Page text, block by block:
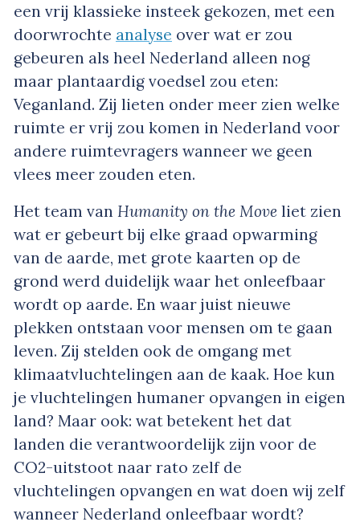
een vrij klassieke insteek gekozen, met een
doorwrochte analyse over wat er zou
gebeuren als heel Nederland alleen nog
maar plantaardig voedsel zou eten:
Veganland. Zij lieten onder meer zien welke
ruimte er vrij zou komen in Nederland voor
andere ruimtevragers wanneer we geen
vlees meer zouden eten.
Het team van Humanity on the Move liet zien
wat er gebeurt bij elke graad opwarming
van de aarde, met grote kaarten op de
grond werd duidelijk waar het onleefbaar
wordt op aarde. En waar juist nieuwe
plekken ontstaan voor mensen om te gaan
leven. Zij stelden ook de omgang met
klimaatvluchtelingen aan de kaak. Hoe kun
je vluchtelingen humaner opvangen in eigen
land? Maar ook: wat betekent het dat
landen die verantwoordelijk zijn voor de
CO2-uitstoot naar rato zelf de
vluchtelingen opvangen en wat doen wij zelf
wanneer Nederland onleefbaar wordt?